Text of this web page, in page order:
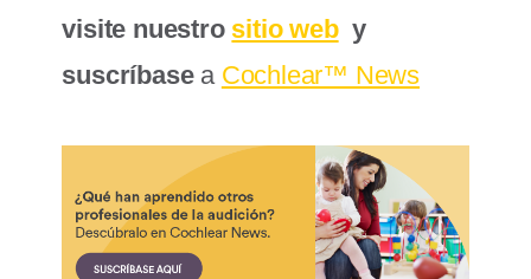
visite nuestro sitio web y
suscríbasea Cochlear™ News